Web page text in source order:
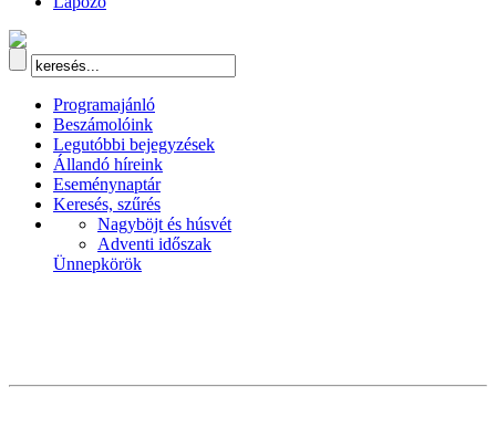
Programajánló
Beszámolóink
Legutóbbi bejegyzések
Állandó híreink
Eseménynaptár
Keresés, szűrés
Nagyböjt és húsvét
Adventi időszak
Ünnepkörök